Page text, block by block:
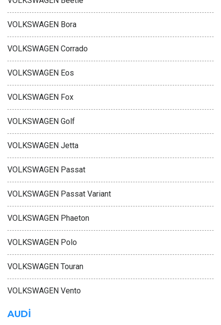
VOLKSWAGEN Bora
VOLKSWAGEN Corrado
VOLKSWAGEN Eos
VOLKSWAGEN Fox
VOLKSWAGEN Golf
VOLKSWAGEN Jetta
VOLKSWAGEN Passat
VOLKSWAGEN Passat Variant
VOLKSWAGEN Phaeton
VOLKSWAGEN Polo
VOLKSWAGEN Touran
VOLKSWAGEN Vento
AUDİ